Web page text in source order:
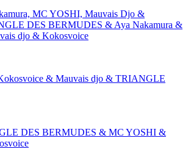
MC YOSHI, Mauvais Djo &
DES BERMUDES & Aya Nakamura &
djo & Kokosvoice
& Mauvais djo & TRIANGLE
DES BERMUDES & MC YOSHI &